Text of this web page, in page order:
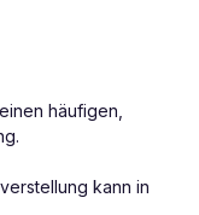
häufigen,
kann in